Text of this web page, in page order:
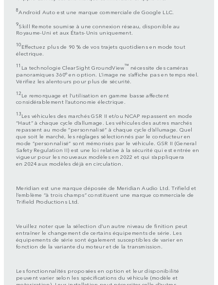
8Android Auto est une marque commerciale de Google LLC.
9Skill Remote soumise à une connexion réseau, disponible au
Royaume-Uni et aux États-Unis uniquement.
10Effectuez plus de 90 % de vos trajets quotidiens en mode tout
électrique.
11 La technologie ClearSight GroundView™ nécessite des caméras
panoramiques 360° en option. L’image ne s’affiche pas en temps réel.
Vérifiez les alentours pour plus de sécurité.
12Le remorquage et l’utilisation en gamme basse affectent
considérablement l’autonomie électrique.
13Les véhicules des marchés GSR II et/ou NCAP repassent en mode
“Haut” à chaque cycle d’allumage. Les véhicules des autres marchés
repassent au mode “personnalisé” à chaque cycle d’allumage. Quel
que soit le marché, les réglages sélectionnés par le conducteur en
mode “personnalisé” sont mémorisés par le véhicule. GSR II (General
Safety Regulation II) est une loi relative à la sécurité qui est entrée en
vigueur pour les nouveaux modèles en 2022 et qui s’appliquera
en 2024 aux modèles déjà en circulation.
Meridian est une marque déposée de Meridian Audio Ltd. Trifield et
l’emblème “à trois champs” constituent une marque commerciale de
Trifield Productions Ltd.
Veuillez noter que la sélection d’un autre niveau de finition peut
entraîner le changement de certains équipements de série. Les
équipements de série sont également susceptibles de varier en
fonction de la variante du moteur et de la transmission.
Les fonctionnalités proposées en option et leur disponibilité
peuvent varier selon les spécifications du véhicule (modèle et